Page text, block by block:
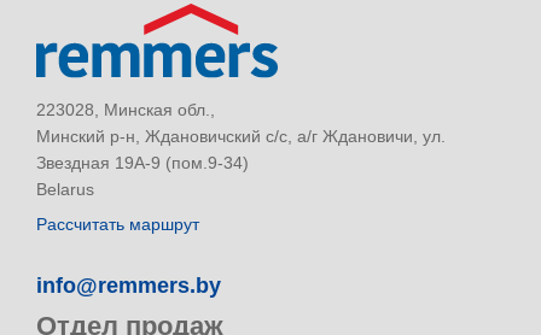
223028, Минская обл.,
Минский р-н, Ждановичский с/с, а/г Ждановичи, ул.
Звездная 19А-9 (пом.9-34)
Belarus
Рассчитать маршрут
info@remmers.by
Отдел продаж